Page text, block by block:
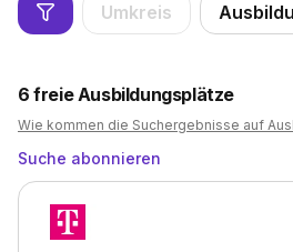
Umkreis
6 freie Ausbildungsplätze
Wie kommen die Suchergebnisse auf
Suche abonnieren